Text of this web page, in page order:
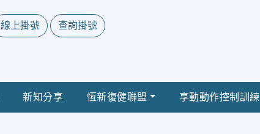
線上掛號 查詢掛號
新知分享 恆新復健聯盟 享動動作控制訓練